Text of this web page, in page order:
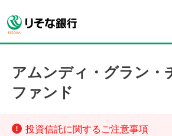
アムンディ・グラン・
ファンド
投資信託に関するご注意事項